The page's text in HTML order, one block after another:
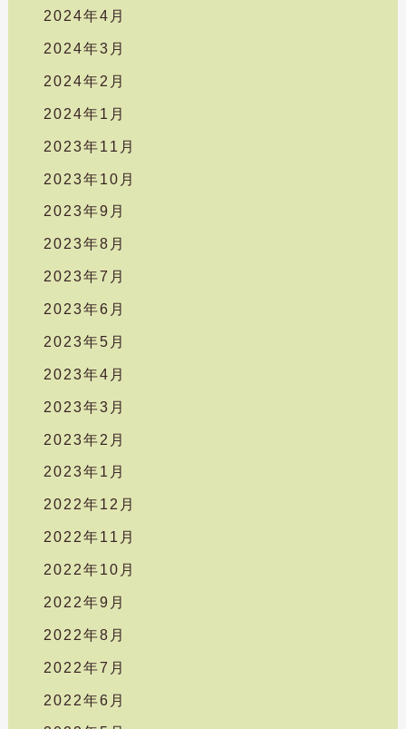
2024年4月
2024年3月
2024年2月
2024年1月
2023年11月
2023年10月
2023年9月
2023年8月
2023年7月
2023年6月
2023年5月
2023年4月
2023年3月
2023年2月
2023年1月
2022年12月
2022年11月
2022年10月
2022年9月
2022年8月
2022年7月
2022年6月